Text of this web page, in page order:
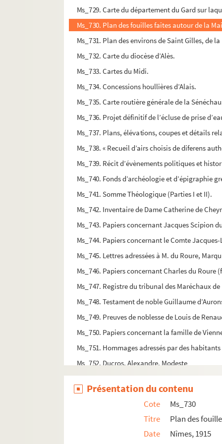
Ms_729. Carte du département du Gard sur
Ms_730. Plan des fouilles faites autour de la
Ms_731. Plan des environs de Saint Gilles, de
Ms_732. Carte du diocèse d’Alès.
Ms_733. Cartes du Midi.
Ms_734. Concessions houllières d’Alais.
Ms_735. Carte routière générale de la
Ms_736. Projet définitif de l’écluse de prise
Ms_737. Plans, élévations, coupes et détails
Ms_738. « Recueil d’airs choisis de diferens
Ms_739. Récit d’évènements politiques et
Ms_740. Fonds d’archéologie et d’épigraphie
Ms_741. Somme Théologique (Parties I et II).
Ms_742. Inventaire de Dame Catherine de
Ms_743. Papiers concernant Jacques Scipion
Ms_744. Papiers concernant le Comte
Ms_745. Lettres adressées à M. du Roure,
Ms_746. Papiers concernant Charles du
Ms_747. Registre du tribunal des Maréchaux
Ms_748. Testament de noble Guillaume
Ms_749. Preuves de noblesse de Louis de
Ms_750. Papiers concernant la famille de
Ms_751. Hommages adressés par des
Ms_752. Ducros, Alexandre. Modeste
Ms_753. Estimation des maisons de
Ms_754. Cours de cathéchisme.
Ms_755. Le colonel Paqueron, notice
Ms_756. Papiers relatifs à la famille Raymond
Ms_757. Preuves de noblesse de Conrad de
Présentation du contenu
Cote
Ms_730
Titre
Plan des
Date
Nîmes, 1915